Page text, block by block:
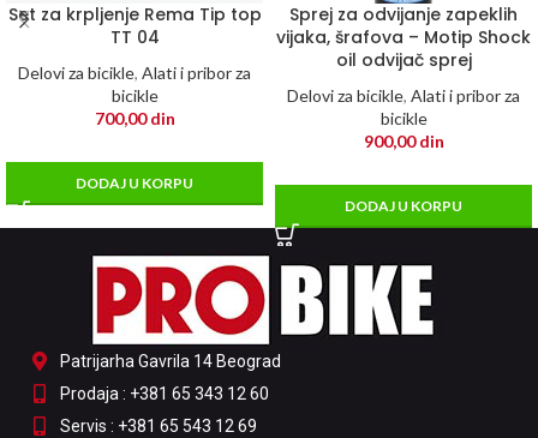
Set za krpljenje Rema Tip top
TT 04
Delovi za bicikle, Alati i pribor za
bicikle
700,00din
DODAJ U KORPU
Sprej za odvijanje zapeklih
vijaka, šrafova – Motip Shock
oil odvijač sprej
Delovi za bicikle, Alati i pribor za
bicikle
900,00din
DODAJ U KORPU
Patrijarha Gavrila 14 Beograd
Prodaja : +381 65 343 12 60
Servis : +381 65 543 12 69